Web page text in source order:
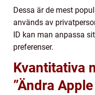
Dessa är de mest
används av
ID kan man anpassa
preferenser.
Kvantitativa
”Ändra Apple